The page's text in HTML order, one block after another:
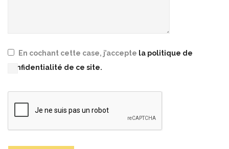
En cochant cette case, j’accepte la politique de
confidentialité de ce site.